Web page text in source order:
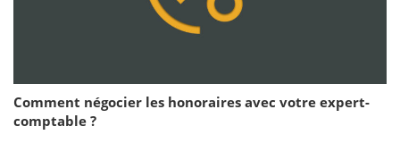
Comment négocier les honoraires avec votre expert-
comptable ?